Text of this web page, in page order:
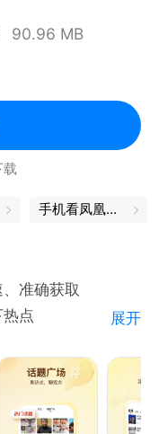
90.96 MB
载
手机看凤凰卫视
准确获取
点
事件点评为核心的
“时间线”，紧跟热
展开